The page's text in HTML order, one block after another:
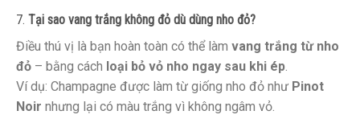
7. Tại sao vang trắng không đỏ dù dùng nho đỏ?
Điều thú vị là bạn hoàn toàn có thể làm vang trắng từ nho
đỏ – bằng cách loại bỏ vỏ nho ngay sau khi ép.
Ví dụ: Champagne được làm từ giống nho đỏ như Pinot
Noir nhưng lại có màu trắng vì không ngâm vỏ.